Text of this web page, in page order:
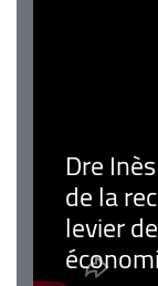
Dre
de la
levier